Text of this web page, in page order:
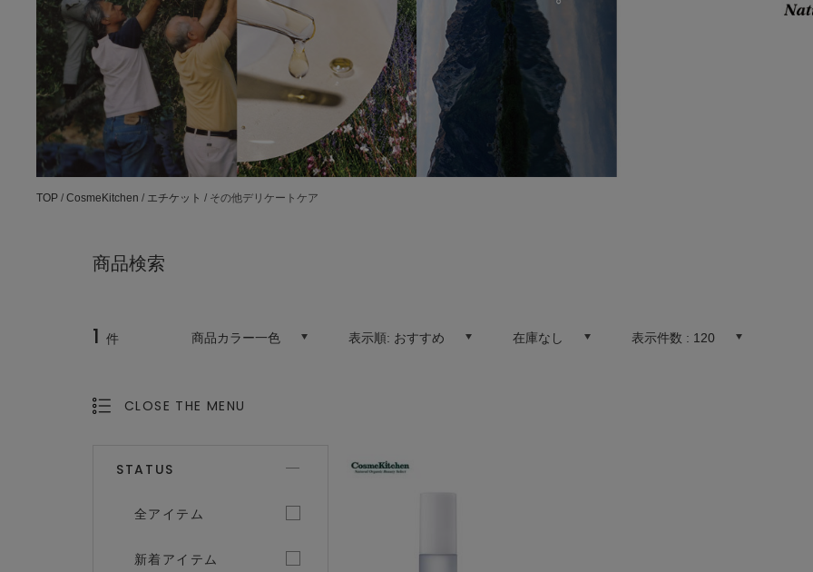
TOP / CosmeKitchen / エチケット / その他デリケートケア
商品検索
1 件 商品カラー一色 表示順: おすすめ 在庫なし 表示件数 : 120
CLOSE THE MENU
STATUS
全アイテム
新着アイテム